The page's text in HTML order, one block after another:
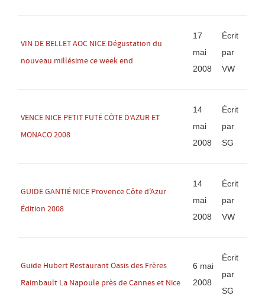
VIN DE BELLET AOC NICE Dégustation du
nouveau millésime ce week end
17
mai
2008
Écrit
par
VW
VENCE NICE PETIT FUTÉ CÔTE D’AZUR ET
MONACO 2008
14
mai
2008
Écrit
par
SG
GUIDE GANTIÉ NICE Provence Côte d'Azur
Édition 2008
14
mai
2008
Écrit
par
VW
Guide Hubert Restaurant Oasis des Frères
Raimbault La Napoule près de Cannes et Nice
6 mai
2008
Écrit
par
SG